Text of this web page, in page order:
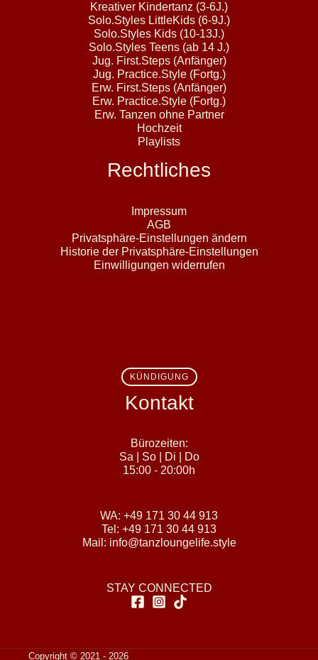
Kreativer Kindertanz (3-6J.)
Solo.Styles LittleKids (6-9J.)
Solo.Styles Kids (10-13J.)
Solo.Styles Teens (ab 14 J.)
Jug. First.Steps (Anfänger)
Jug. Practice.Style (Fortg.)
Erw. First.Steps (Anfänger)
Erw. Practice.Style (Fortg.)
Erw. Tanzen ohne Partner
Hochzeit
Playlists
Rechtliches
Impressum
AGB
Privatsphäre-Einstellungen ändern
Historie der Privatsphäre-Einstellungen
Einwilligungen widerrufen
KÜNDIGUNG
Kontakt
Bürozeiten:
Sa | So | Di | Do
15:00 - 20:00h
WA: +49 171 30 44 913
Tel: +49 171 30 44 913
Mail: info@tanzloungelife.style
STAY CONNECTED
Copyright © 2021 - 2026